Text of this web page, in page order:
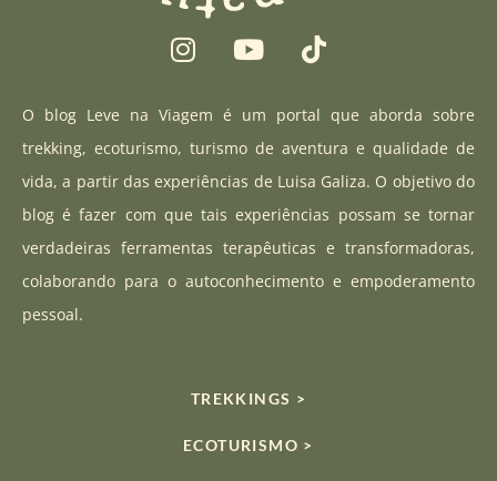
I
n
t
a
g
a
m
Y
o
t
u
b
T
i
t
o
k
O blog Leve na Viagem é um portal que aborda sobre
trekking, ecoturismo, turismo de aventura e qualidade de
vida, a partir das experiências de Luisa Galiza. O objetivo do
blog é fazer com que tais experiências possam se tornar
verdadeiras ferramentas terapêuticas e transformadoras,
colaborando para o autoconhecimento e empoderamento
pessoal.
TREKKINGS >
ECOTURISMO >